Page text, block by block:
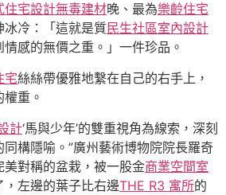
住宅設計無毒建材晚、最為樂齡住宅
冰冷：「這就是質民生社區室內設計
感的無價之重。」一件珍品。
宅絲絲帶優雅地繫在自己的右手上，
權重。
計‘馬與少年’的雙重視角為線索，深刻
構隱喻。”廣州藝術博物院院長羅奇
對稱的盆栽，被一股金商業空間室
左邊的葉子比右邊THE R3 寓所的